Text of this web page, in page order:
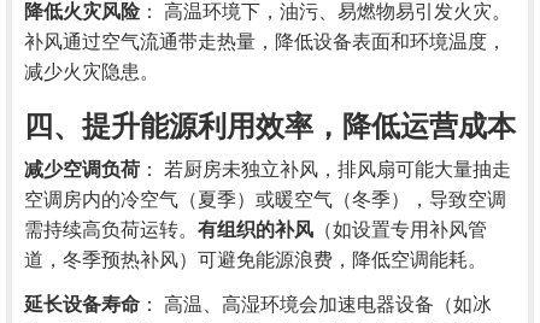
降低火灾风险： 高温环境下，油污、易燃物易引发火灾。
补风通过空气流通带走热量，降低设备表面和环境温度，
减少火灾隐患。
四、提升能源利用效率，降低运营成本
减少空调负荷 ： 若厨房未独立补风，排风扇可能大量抽走
空调房内的冷空气（夏季）或暖空气（冬季），导致空调
需持续高负荷运转。 有组织的补风 （如设置专用补风管
道，冬季预热补风）可避免能源浪费，降低空调能耗。
延长设备寿命 ： 高温、高湿环境会加速电器设备（如冰